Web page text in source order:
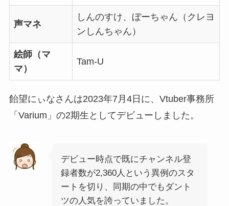
声マネ
しんのすけ、ぼーちゃん（クレヨ
ンしんちゃん）
絵師（マ
マ）
Tam-U
飴望にぃなさんは2023年7月4日に、Vtuber事務所
「Varium」の2期生としてデビューしました。
デビュー時点で既にチャンネル登
録者数が2,360人という異例のスタ
ートを切り、同期の中でもダント
ツの人気を誇っていました。